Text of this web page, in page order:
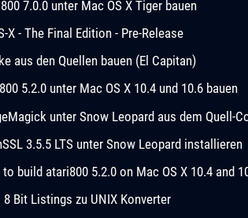
7.0.0 unter Mac OS X Tiger bauen
X - The Final Edition - Pre-Release
aus den Quellen bauen (El Capitan)
5.2.0 unter Mac OS X 10.4 und 10.6 bauen
unter Snow Leopard aus dem Quell-
3.5.5 LTS unter Snow Leopard installieren
build atari800 5.2.0 on Mac OS X 10.4 and
Bit Listings zu UNIX Konverter